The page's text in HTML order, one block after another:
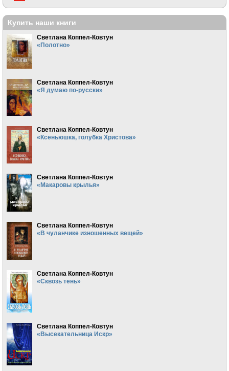
Купить наши книги
Светлана Коппел-Ковтун
«Полотно»
Светлана Коппел-Ковтун
«Я думаю по-русски»
Светлана Коппел-Ковтун
«Ксеньюшка, голубка Христова»
Светлана Коппел-Ковтун
«Макаровы крылья»
Светлана Коппел-Ковтун
«В чуланчике изношенных вещей»
Светлана Коппел-Ковтун
«Сквозь тень»
Светлана Коппел-Ковтун
«Высекательница Искр»